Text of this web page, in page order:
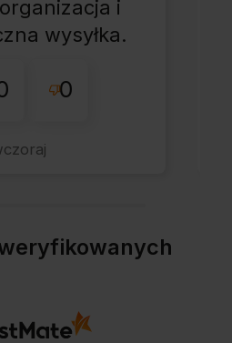
i
wysyłka.
pierwszy
perfekt.
0